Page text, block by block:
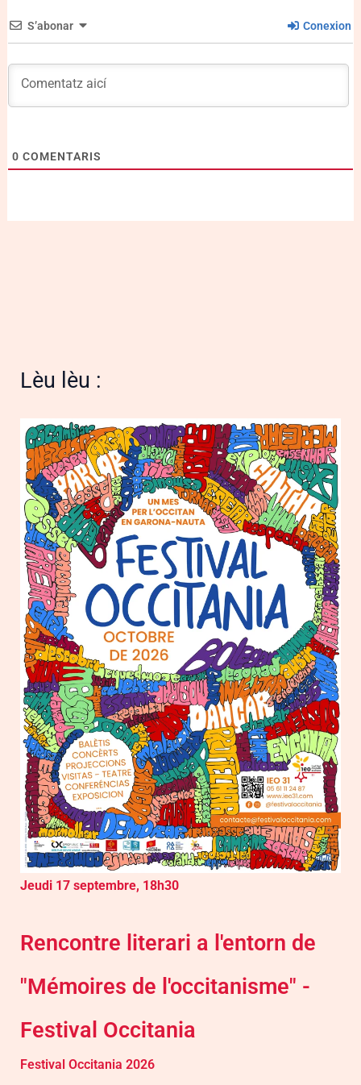
S’abonar Conexion
0 COMENTARIS
Lèu lèu :
Jeudi 17 septembre, 18h30
Rencontre literari a l'entorn de
"Mémoires de l'occitanisme" -
Festival Occitania
Festival Occitania 2026